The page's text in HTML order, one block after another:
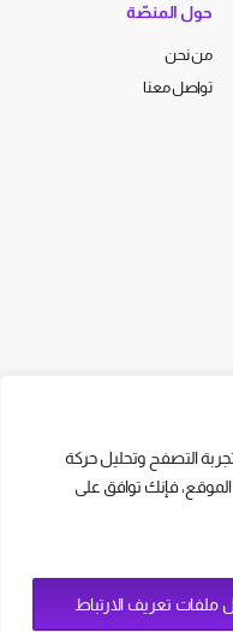
التصفح وتحليل حركة
فإنك توافق على
ملفات تعريف الارتباط
حول المنصّة
من نحن
تواصل معنا